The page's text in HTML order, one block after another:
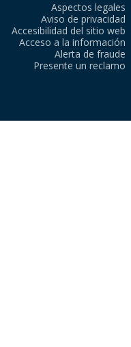
Aspectos legales
Aviso de privacidad
Accesibilidad del sitio web
Acceso a la información
Alerta de fraude
Presente un reclamo